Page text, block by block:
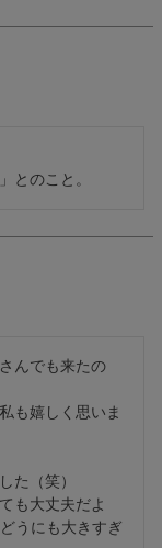
とのこと。
んでも来たの
も嬉しく思いま
た（笑）
も大丈夫だよ
うにも大きすぎ